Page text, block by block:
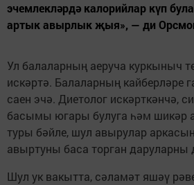
эчемлекләрдә калорийлар күп
артык авырлык җыя», — ди
Ул балаларның аеруча куркыныч
искәртә. Балаларның кайберләре
саен эчә. Диетолог искәрткәнчә,
басымы югары булуга һәм шикәр
туры бәйле, шул авырулар
авыртуны баса торган даруларны
Шул ук вакытта, сәламәт яшәү